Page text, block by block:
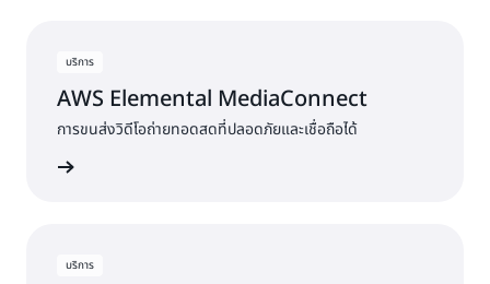
บริการ
AWS Elemental MediaConnect
การขนส่งวิดีโอถ่ายทอดสดที่ปลอดภัยและเชื่อถือได้
บริการ